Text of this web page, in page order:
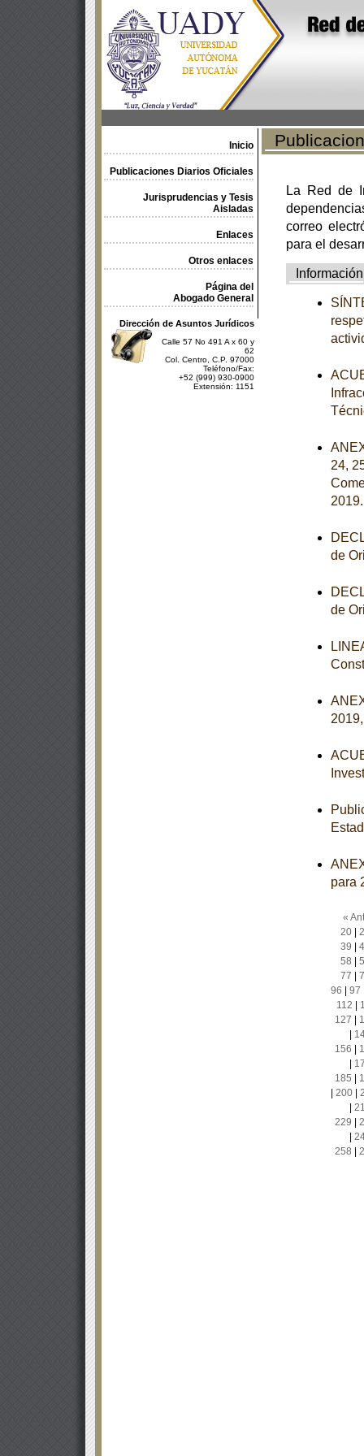
Inicio
Publicaciones Diarios Oficiales
Jurisprudencias y Tesis
Aisladas
Enlaces
Otros enlaces
Página del
Abogado General
Dirección de Asuntos Jurídicos
Calle 57 No 491 A x 60 y
62
Col. Centro, C.P. 97000
Teléfono/Fax:
+52 (999) 930-0900
Extensión: 1151
La Red de
correo
para el
Información
24,
de
de
para
«
20|
39
58
77
96
97
112
127
156
185
200|
229
258